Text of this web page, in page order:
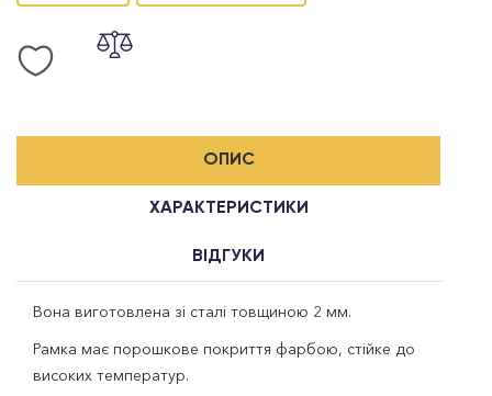
ОПИС
ХАРАКТЕРИСТИКИ
ВІДГУКИ
Вона виготовлена зі сталі товщиною 2 мм.
Рамка має порошкове покриття фарбою, стійке до
високих температур.